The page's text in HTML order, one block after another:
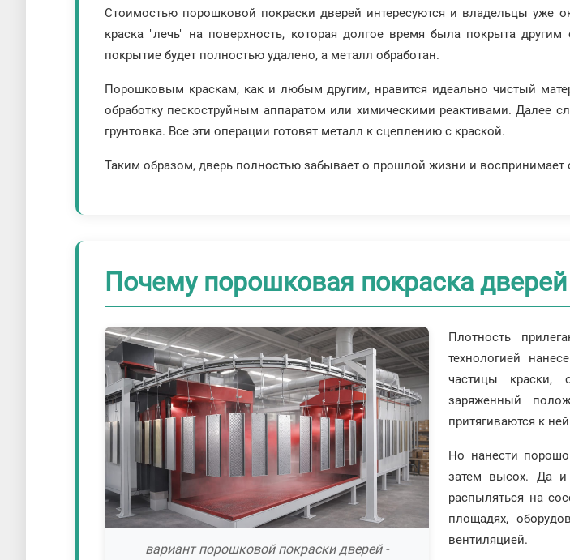
Стоимостью порошковой покраски дверей интересуются и владельцы уже
краска "лечь" на поверхность, которая долгое время была покрыта
покрытие будет полностью удалено, а металл обработан.
Порошковым краскам, как и любым другим, нравится идеально чистый
обработку пескоструйным аппаратом или химическими реактивами. Далее
грунтовка. Все эти операции готовят металл к сцеплению с краской.
Таким образом, дверь полностью забывает о прошлой жизни и воспринимает
Почему порошковая покраска
вариант порошковой покраски дверей -
Плотность
технологией
частицы краски,
заряженный
притягиваются к
Но нанести
затем высох. Да и
распыляться на
площадях,
вентиляцией.